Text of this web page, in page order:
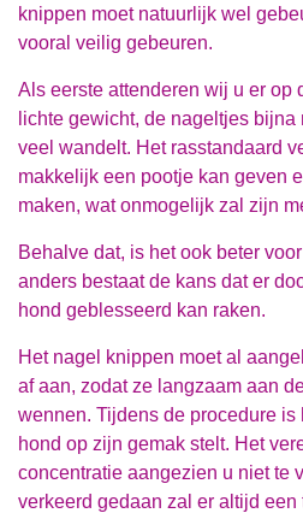
knippen moet natuurlijk wel
vooral veilig gebeuren.
Als eerste attenderen wij u er op
lichte gewicht, de nageltjes
veel wandelt. Het rasstandaard
makkelijk een pootje kan geven
maken, wat onmogelijk zal zijn
Behalve dat, is het ook beter
anders bestaat de kans dat er
hond geblesseerd kan raken.
Het nagel knippen moet al
af aan, zodat ze langzaam aan
wennen. Tijdens de procedure is
hond op zijn gemak stelt. Het
concentratie aangezien u niet te
verkeerd gedaan zal er altijd